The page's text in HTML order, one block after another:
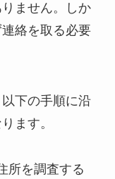
ません。しか
絡を取る必要
下の手順に沿
ます。
所を調査する